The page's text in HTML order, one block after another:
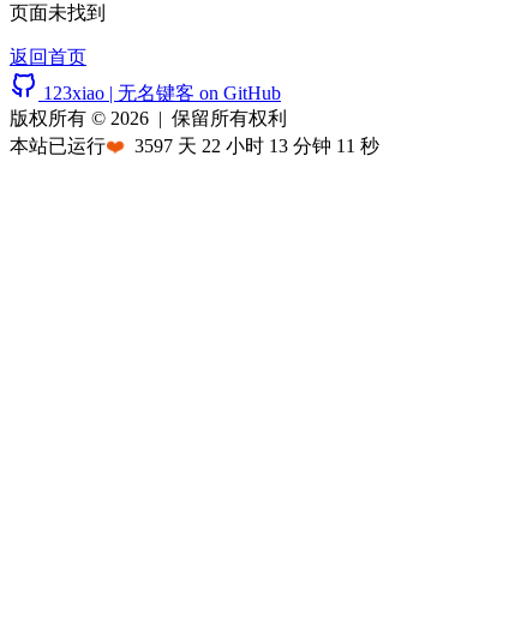
页面未找到
返回首页
123xiao | 无名键客 on GitHub
版权所有 © 2026 | 保留所有权利
本站已运行❤️ 3597 天 22 小时 13 分钟 11 秒